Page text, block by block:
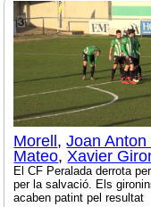
Morell ,Joan
Mateo,Xavier
El CF Peralada derrota
per la salvació. Els
acaben patint pel resultat